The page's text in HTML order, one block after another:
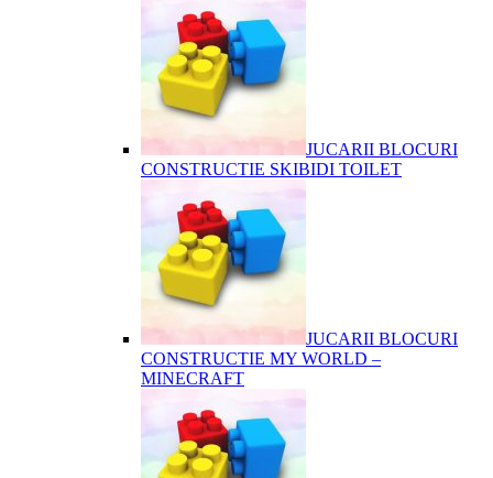
JUCARII BLOCURI
CONSTRUCTIE SKIBIDI TOILET
JUCARII BLOCURI
CONSTRUCTIE MY WORLD –
MINECRAFT